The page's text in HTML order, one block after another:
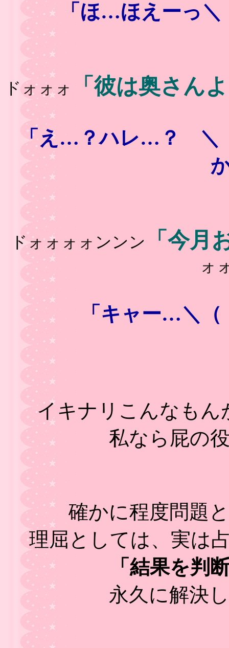
「ほ…ほえーっ
ドォォォ 「彼は奥さん
「え…？ハレ…？ ＼
ドォォォォンンン 「今月
ォ
「キャー…＼
イキナリこんなもん
私なら屁の
確かに程度問題
理屈としては、実は
「結果を判
永久に解決